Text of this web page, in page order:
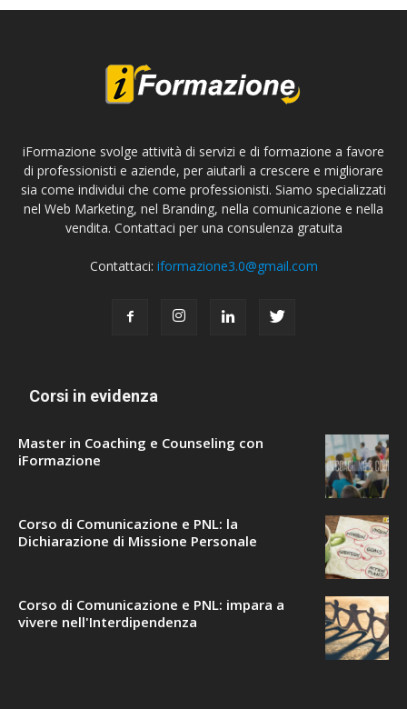
iFormazione svolge attività di servizi e di formazione a favore
di professionisti e aziende, per aiutarli a crescere e migliorare
sia come individui che come professionisti. Siamo specializzati
nel Web Marketing, nel Branding, nella comunicazione e nella
vendita. Contattaci per una consulenza gratuita
Contattaci: iformazione3.0@gmail.com
Corsi in evidenza
Master in Coaching e Counseling con
iFormazione
Corso di Comunicazione e PNL: la
Dichiarazione di Missione Personale
Corso di Comunicazione e PNL: impara a
vivere nell'Interdipendenza